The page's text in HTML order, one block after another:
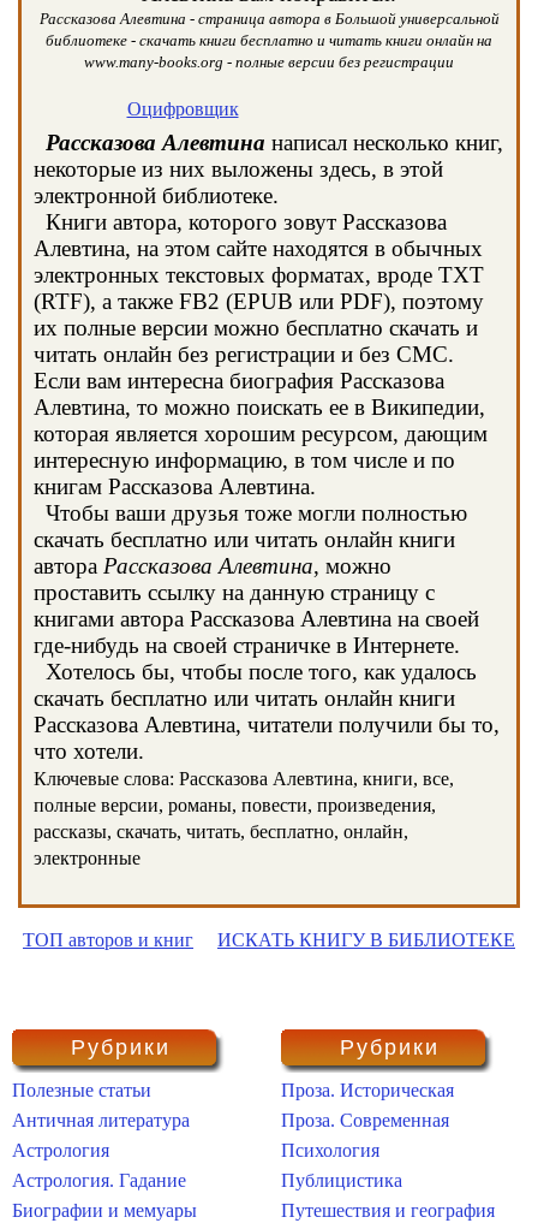
Рассказова Алевтина - страница автора в Большой универсальной
библиотеке - скачать книги бесплатно и читать книги онлайн на
www.many-books.org - полные версии без регистрации
Оцифровщик
Рассказова Алевтина написал несколько книг,
некоторые из них выложены здесь, в этой
электронной библиотеке.
Книги автора, которого зовут Рассказова
Алевтина, на этом сайте находятся в обычных
электронных текстовых форматах, вроде TXT
(RTF), а также FB2 (EPUB или PDF), поэтому
их полные версии можно бесплатно скачать и
читать онлайн без регистрации и без СМС.
Если вам интересна биография Рассказова
Алевтина, то можно поискать ее в Википедии,
которая является хорошим ресурсом, дающим
интересную информацию, в том числе и по
книгам Рассказова Алевтина.
Чтобы ваши друзья тоже могли полностью
скачать бесплатно или читать онлайн книги
автора Рассказова Алевтина, можно
проставить ссылку на данную страницу с
книгами автора Рассказова Алевтина на своей
где-нибудь на своей страничке в Интернете.
Хотелось бы, чтобы после того, как удалось
скачать бесплатно или читать онлайн книги
Рассказова Алевтина, читатели получили бы то,
что хотели.
Ключевые слова: Рассказова Алевтина, книги, все,
полные версии, романы, повести, произведения,
рассказы, скачать, читать, бесплатно, онлайн,
электронные
ТОП авторов и книг ИСКАТЬ КНИГУ В БИБЛИОТЕКЕ
Рубрики
Полезные статьи
Античная литература
Астрология
Астрология. Гадание
Биографии и мемуары
Рубрики
Проза. Историческая
Проза. Современная
Психология
Публицистика
Путешествия и география